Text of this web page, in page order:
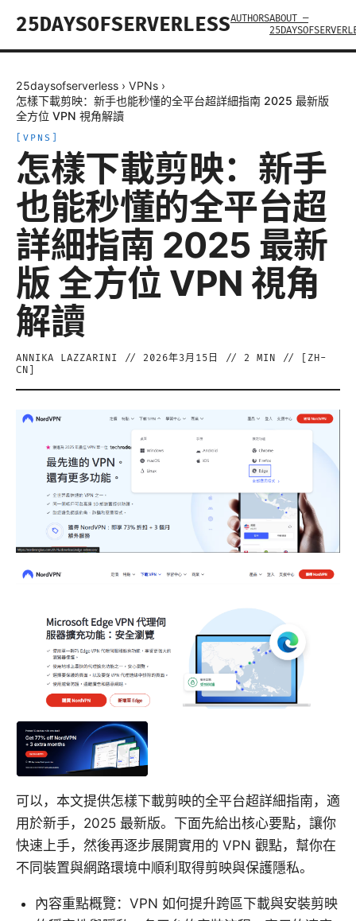
25DAYSOFSERVERLESSAUTHORSABOUT —
25daysofserverless › VPNs ›
怎樣下載剪映：新手也能秒懂的全平台超詳細指南 2025 最新版
全方位 VPN 視角解讀
VPNS
怎樣下載剪映：新手
也能秒懂的全平台超
詳細指南 2025 最新
版 全方位 VPN 視角
解讀
ANNIKA LAZZARINI // 2026年3月15日 // 2 MIN // [ ZH-
CN
可以，本文提供怎樣下載剪映的全平台超詳細指南，適
用於新手，2025 最新版。下面先給出核心要點，讓你
快速上手，然後再逐步展開實用的 VPN 觀點，幫你在
不同裝置與網路環境中順利取得剪映與保護隱私。
內容重點概覽：VPN 如何提升跨區下載與安裝剪映